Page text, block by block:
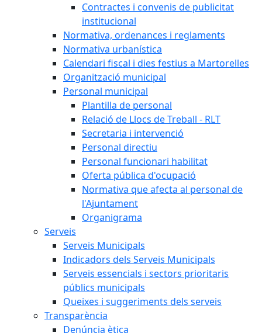
Contractes i convenis de publicitat
institucional
Normativa, ordenances i reglaments
Normativa urbanística
Calendari fiscal i dies festius a Martorelles
Organització municipal
Personal municipal
Plantilla de personal
Relació de Llocs de Treball - RLT
Secretaria i intervenció
Personal directiu
Personal funcionari habilitat
Oferta pública d'ocupació
Normativa que afecta al personal de
l'Ajuntament
Organigrama
Serveis
Serveis Municipals
Indicadors dels Serveis Municipals
Serveis essencials i sectors prioritaris
públics municipals
Queixes i suggeriments dels serveis
Transparència
Denúncia ètica